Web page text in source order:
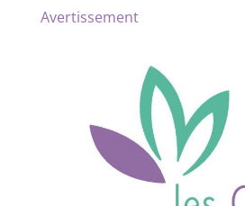
Avertissement